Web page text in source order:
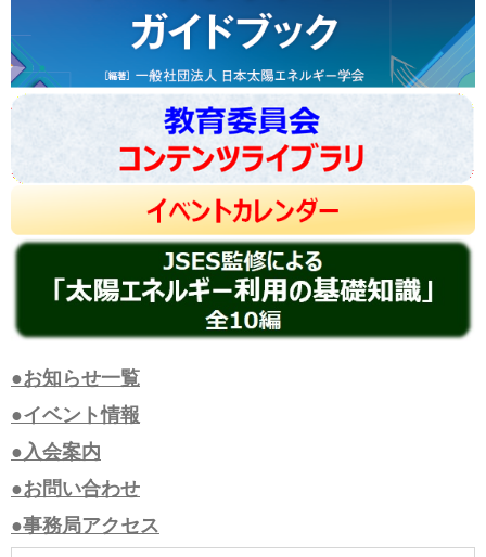
●お知らせ一覧
●イベント情報
●入会案内
●お問い合わせ
●事務局アクセス